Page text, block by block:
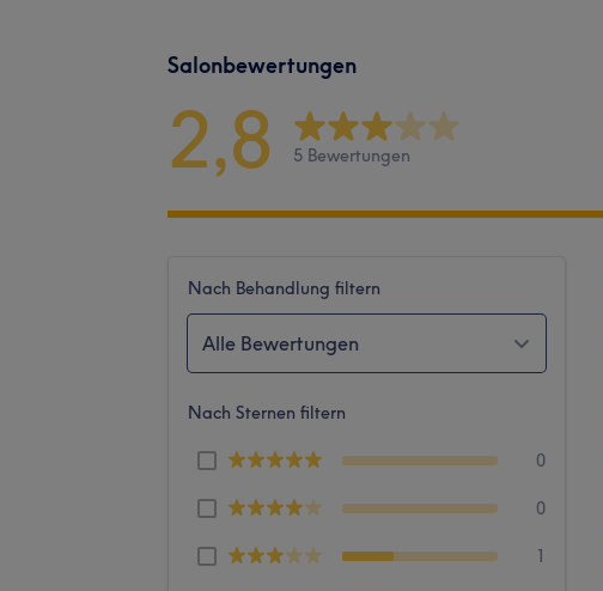
Salonbewertungen
2,8 5 Bewertungen
Nach Behandlung filtern
Alle Bewertungen
Nach Sternen filtern
0
0
1